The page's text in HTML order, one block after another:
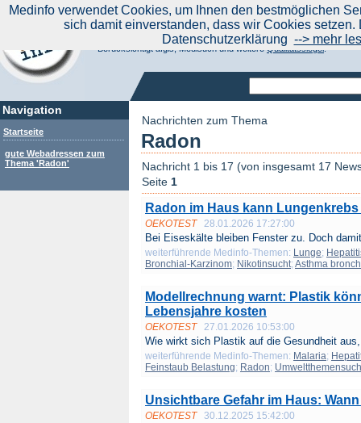
Navigation
Startseite
gute Webadressen zum
Thema 'Radon'
Aktuelle Nachrichten|
Suchen Sie noch oder Finden Sie schon?
Medinfo.de - Meta-Portal für Gesundheitsthemen
Berücksichtigt afgis, Medisuch und weitereQualitätssiegel.
Nachrichten zum Thema
Radon
Nachricht 1 bis 17 (von insgesamt 17
Seite 1
Radon im Haus kann
OEKOTEST 28.01.2026 17:27:00
Bei Eiseskälte bleiben Fenster zu. Doch
weiterführende Medinfo-Themen: Lunge;
Bronchial-Karzinom; Nikotinsucht; Asthma
Modellrechnung warnt: Plastik
Lebensjahre kosten
OEKOTEST 27.01.2026 10:53:00
Wie wirkt sich Plastik auf die Gesundheit
weiterführende Medinfo-Themen: Malaria;
Feinstaub Belastung; Radon;
Unsichtbare Gefahr im Haus:
OEKOTEST 30.12.2025 15:42:00
Medinfo verwendet Cookies, um Ihnen den bestmöglichen
sich damit einverstanden, dass wir Cookies
Datenschutzerklärung --> mehr